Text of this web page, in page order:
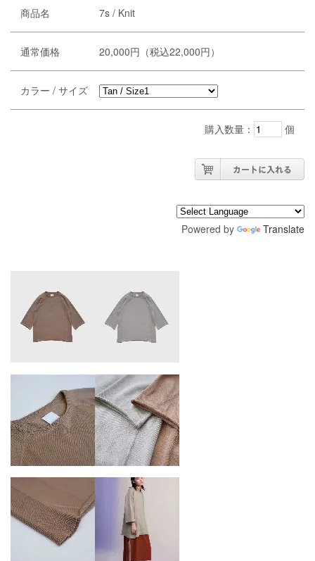
商品名 7s / Knit
通常価格 20,000円（税込22,000円）
カラー / サイズ
購入数量： 個
Powered by Translate